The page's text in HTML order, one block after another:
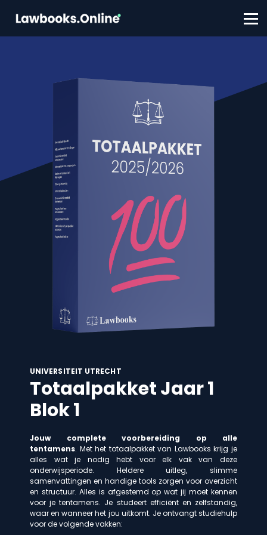
FAQ
Contact
UNIVERSITEIT UTRECHT
Totaalpakket Jaar 1
Blok 1
Jouw complete voorbereiding op alle
tentamens. Met het totaalpakket van Lawbooks krijg je
alles wat je nodig hebt voor elk vak van deze
onderwijsperiode. Heldere uitleg, slimme
samenvattingen en handige tools zorgen voor overzicht
en structuur. Alles is afgestemd op wat jij moet kennen
voor je tentamens. Je studeert efficiënt en zelfstandig,
waar en wanneer het jou uitkomt. Je ontvangt studiehulp
voor de volgende vakken: